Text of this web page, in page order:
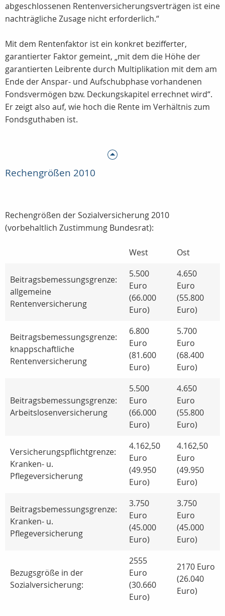
abgeschlossenen Rentenversicherungsverträgen ist eine
nachträgliche Zusage nicht erforderlich.“
Mit dem Rentenfaktor ist ein konkret bezifferter,
garantierter Faktor gemeint, „mit dem die Höhe der
garantierten Leibrente durch Multiplikation mit dem am
Ende der Anspar- und Aufschubphase vorhandenen
Fondsvermögen bzw. Deckungskapitel errechnet wird“.
Er zeigt also auf, wie hoch die Rente im Verhältnis zum
Fondsguthaben ist.
Rechengrößen 2010
Rechengrößen der Sozialversicherung 2010
(vorbehaltlich Zustimmung Bundesrat):
West Ost
Beitragsbemessungsgrenze:
allgemeine
Rentenversicherung
5.500
Euro
(66.000
Euro)
4.650
Euro
(55.800
Euro)
Beitragsbemessungsgrenze:
knappschaftliche
Rentenversicherung
6.800
Euro
(81.600
Euro)
5.700
Euro
(68.400
Euro)
Beitragsbemessungsgrenze:
Arbeitslosenversicherung
5.500
Euro
(66.000
Euro)
4.650
Euro
(55.800
Euro)
Versicherungspflichtgrenze:
Kranken- u.
Pflegeversicherung
4.162,50
Euro
(49.950
Euro)
4.162,50
Euro
(49.950
Euro)
Beitragsbemessungsgrenze:
Kranken- u.
Pflegeversicherung
3.750
Euro
(45.000
Euro)
3.750
Euro
(45.000
Euro)
Bezugsgröße in der
Sozialversicherung:
2555
Euro
(30.660
Euro)
2170 Euro
(26.040
Euro)